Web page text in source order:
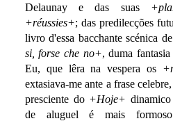
Delaunay e das suas
+réussies+; das predilecções
livro d'essa bacchante scénica
si, forse che no+, duma
Eu, que lêra na vespera os
extasiava-me ante a frase
presciente do +Hoje+
de aluguel é mais